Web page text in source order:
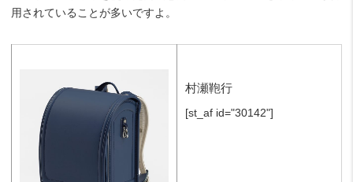
用されていることが多いですよ。
村瀬鞄行
[st_af id="30142"]